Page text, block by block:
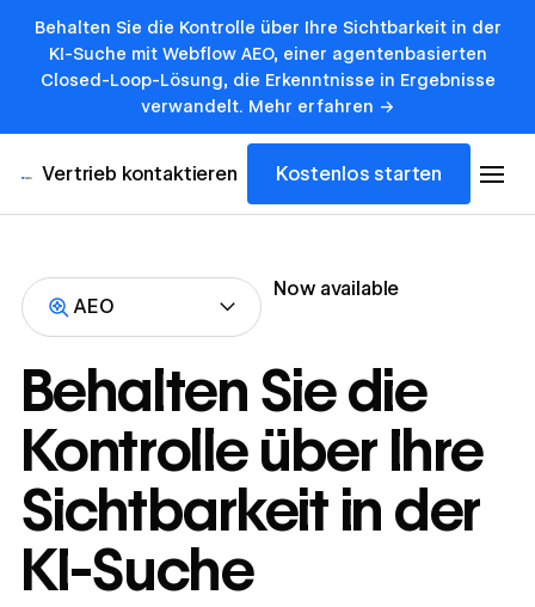
Behalten Sie die Kontrolle über Ihre Sichtbarkeit in der
KI-Suche mit Webflow AEO, einer agentenbasierten
Closed-Loop-Lösung, die Erkenntnisse in Ergebnisse
verwandelt. Mehr erfahren ->
Vertrieb kontaktieren Kostenlos starten
AEO
Now available
Behalten Sie die
Kontrolle über Ihre
Sichtbarkeit in der
KI-Suche